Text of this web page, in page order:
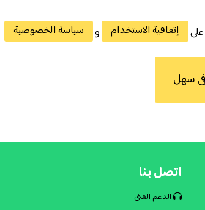
إتفاقية الاستخدام و سياسة الخصوصية
سهل
اتصل بنا
الدعم الفنى